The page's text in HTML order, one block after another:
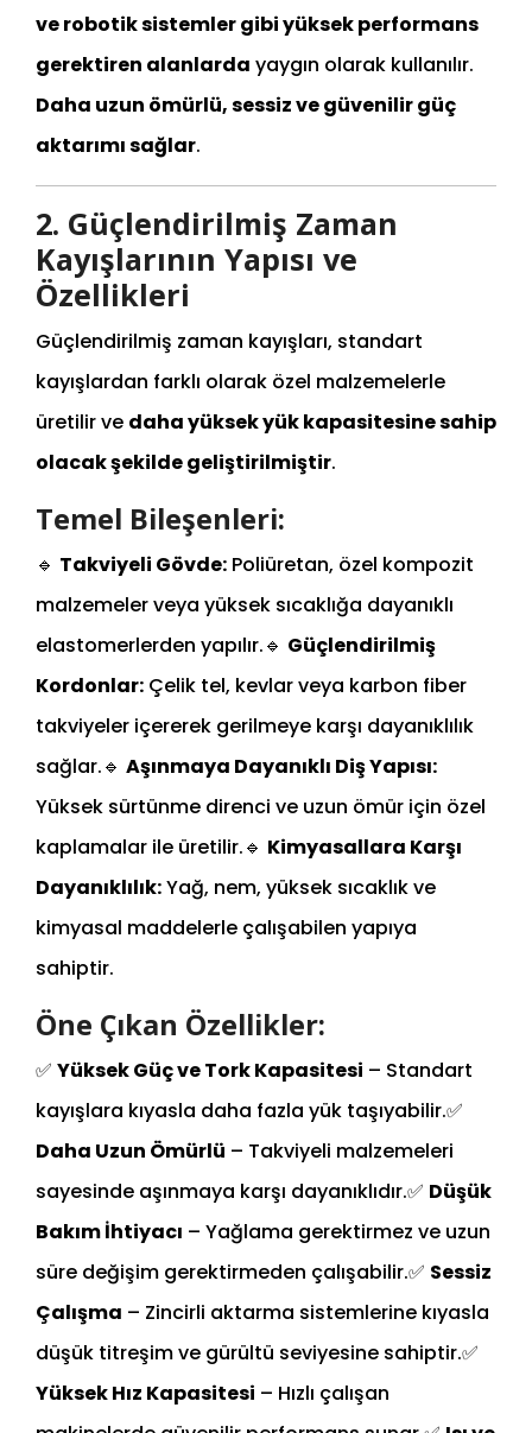
ve robotik sistemler gibi yüksek performans
gerektiren alanlarda yaygın olarak kullanılır.
Daha uzun ömürlü, sessiz ve güvenilir güç
aktarımı sağlar.
2. Güçlendirilmiş Zaman
Kayışlarının Yapısı ve
Özellikleri
Güçlendirilmiş zaman kayışları, standart
kayışlardan farklı olarak özel malzemelerle
üretilir ve daha yüksek yük kapasitesine sahip
olacak şekilde geliştirilmiştir.
Temel Bileşenleri:
🔹 Takviyeli Gövde: Poliüretan, özel kompozit
malzemeler veya yüksek sıcaklığa dayanıklı
elastomerlerden yapılır.🔹 Güçlendirilmiş
Kordonlar: Çelik tel, kevlar veya karbon fiber
takviyeler içererek gerilmeye karşı dayanıklılık
sağlar.🔹 Aşınmaya Dayanıklı Diş Yapısı:
Yüksek sürtünme direnci ve uzun ömür için özel
kaplamalar ile üretilir.🔹 Kimyasallara Karşı
Dayanıklılık:Yağ, nem, yüksek sıcaklık ve
kimyasal maddelerle çalışabilen yapıya
sahiptir.
Öne Çıkan Özellikler:
✅ Yüksek Güç ve Tork Kapasitesi – Standart
kayışlara kıyasla daha fazla yük taşıyabilir.✅
Daha Uzun Ömürlü – Takviyeli malzemeleri
sayesinde aşınmaya karşı dayanıklıdır.✅ Düşük
Bakım İhtiyacı – Yağlama gerektirmez ve uzun
süre değişim gerektirmeden çalışabilir.✅ Sessiz
Çalışma – Zincirli aktarma sistemlerine kıyasla
düşük titreşim ve gürültü seviyesine sahiptir.✅
Yüksek Hız Kapasitesi – Hızlı çalışan